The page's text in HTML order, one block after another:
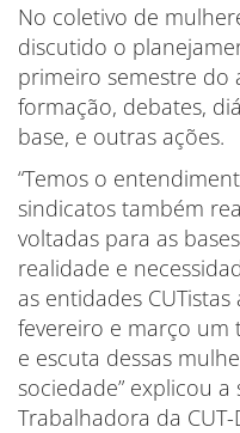
No coletivo de
discutido o
primeiro semestre do
formação, debates,
base, e outras ações.
“Temos o
sindicatos também
voltadas para as
realidade e
as entidades
fevereiro e março um
e escuta dessas
sociedade” explicou
Trabalhadora da CUT-